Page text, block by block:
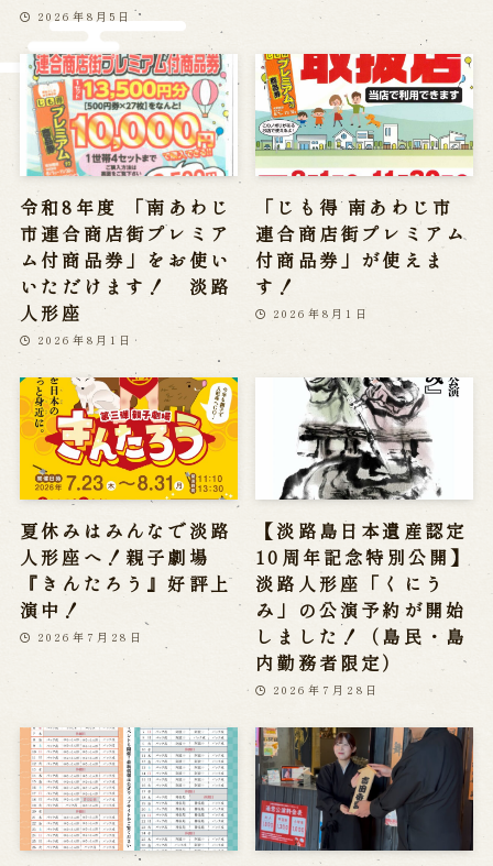
通販サイトうずのくに
道の駅うずしお
うずの丘大鳴門橋記念館
2026年8月5日
令和8年度 「南あわじ
市連合商店街プレミア
ム付商品券」をお使い
いただけます！ 淡路
人形座
2026年8月1日
「じも得 南あわじ市
連合商店街プレミアム
付商品券」が使えま
す！
2026年8月1日
夏休みはみんなで淡路
人形座へ！親子劇場
『きんたろう』好評上
演中！
2026年7月28日
【淡路島日本遺産認定
10周年記念特別公開】
淡路人形座「くにう
み」の公演予約が開始
しました！（島民・島
内勤務者限定）
2026年7月28日